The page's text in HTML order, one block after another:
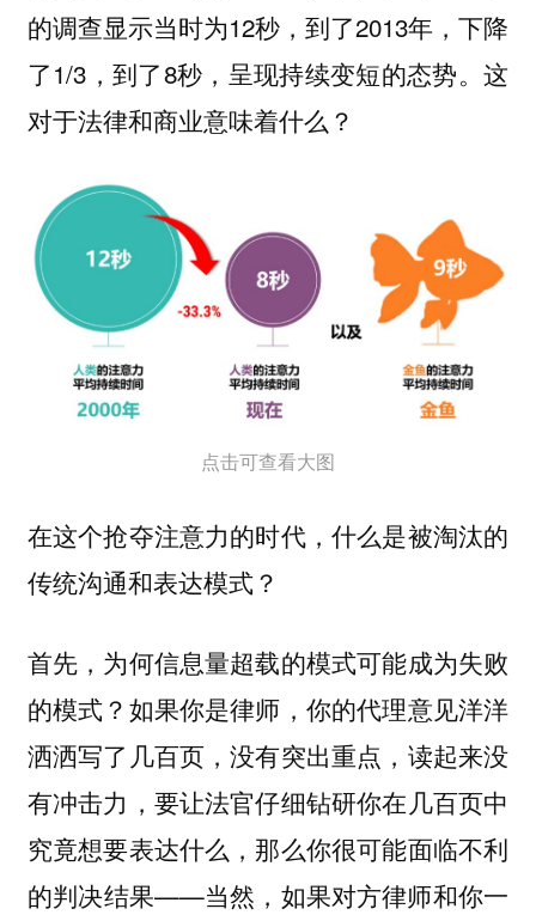
的调查显示当时为12秒，到了2013年，下降
了1/3，到了8秒，呈现持续变短的态势。这
对于法律和商业意味着什么？
点击可查看大图
在这个抢夺注意力的时代，什么是被淘汰的
传统沟通和表达模式？
首先，为何信息量超载的模式可能成为失败
的模式？如果你是律师，你的代理意见洋洋
洒洒写了几百页，没有突出重点，读起来没
有冲击力，要让法官仔细钻研你在几百页中
究竟想要表达什么，那么你很可能面临不利
的判决结果——当然，如果对方律师和你一